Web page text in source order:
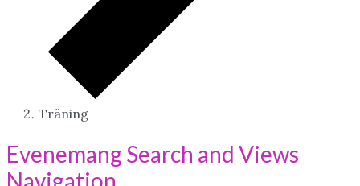
Träning
Evenemang
för
Evenemang Search and Views
Navigation